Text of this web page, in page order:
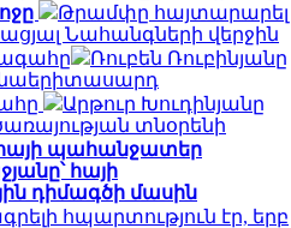
Թրամփը հայտարարել
Նահանգների վերջին
Ռուբեն Ռուբինյանը
Արթուր Խուդինյանը
տնօրենի
հայի պահանջատեր
հայի
դիմագծի մասին
հպարտություն էր, երբ